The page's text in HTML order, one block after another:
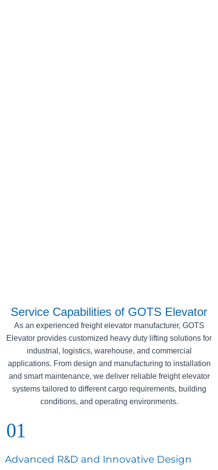
Service Capabilities of GOTS Elevator
As an experienced freight elevator manufacturer, GOTS
Elevator provides customized heavy duty lifting solutions for
industrial, logistics, warehouse, and commercial
applications. From design and manufacturing to installation
and smart maintenance, we deliver reliable freight elevator
systems tailored to different cargo requirements, building
conditions, and operating environments.
01
Advanced R&D and Innovative Design